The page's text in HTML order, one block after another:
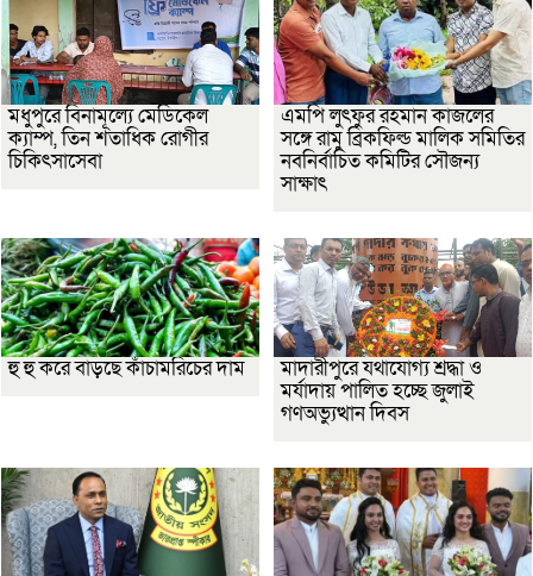
মধুপুরে বিনামূল্যে মেডিকেল
ক্যাম্প, তিন শতাধিক রোগীর
চিকিৎসাসেবা
এমপি লুৎফুর রহমান কাজলের
সঙ্গে রামু ব্রিকফিল্ড মালিক সমিতির
নবনির্বাচিত কমিটির সৌজন্য
সাক্ষাৎ
হু হু করে বাড়ছে কাঁচামরিচের দাম
মাদারীপুরে যথাযোগ্য শ্রদ্ধা ও
মর্যাদায় পালিত হচ্ছে জুলাই
গণঅভ্যুত্থান দিবস